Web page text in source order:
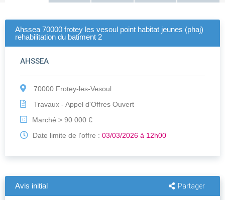
Ahssea 70000 frotey les vesoul point habitat jeunes (phaj)
rehabilitation du batiment 2
AHSSEA
70000 Frotey-les-Vesoul
Travaux - Appel d'Offres Ouvert
€
Marché > 90 000 €
Date limite de l'offre : 03/03/2026 à 12h00
Avis initial Partager